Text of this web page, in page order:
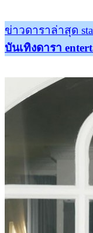
ข่าวดาราล่าสุด
บันเทิงดารา